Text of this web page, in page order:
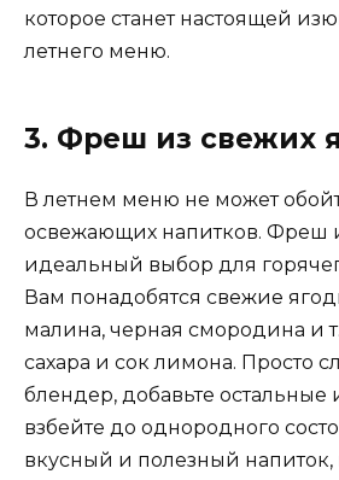
которое станет настоящей
летнего меню.
3. Фреш из свежих
В летнем меню не может
освежающих напитков. Фреш
идеальный выбор для
Вам понадобятся свежие
малина, черная смородина и
сахара и сок лимона. Просто
блендер, добавьте
взбейте до однородного
вкусный и полезный напиток,